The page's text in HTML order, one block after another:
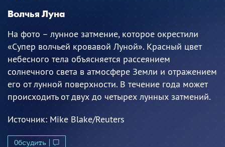
Волчья Луна
На фото – лунное затмение, которое окрестили
«Супер волчьей кровавой Луной». Красный цвет
небесного тела объясняется рассеянием
солнечного света в атмосфере Земли и отражением
его от лунной поверхности. В течение года может
происходить от двух до четырех лунных затмений.
Источник:Mike Blake/Reuters
Обсудить